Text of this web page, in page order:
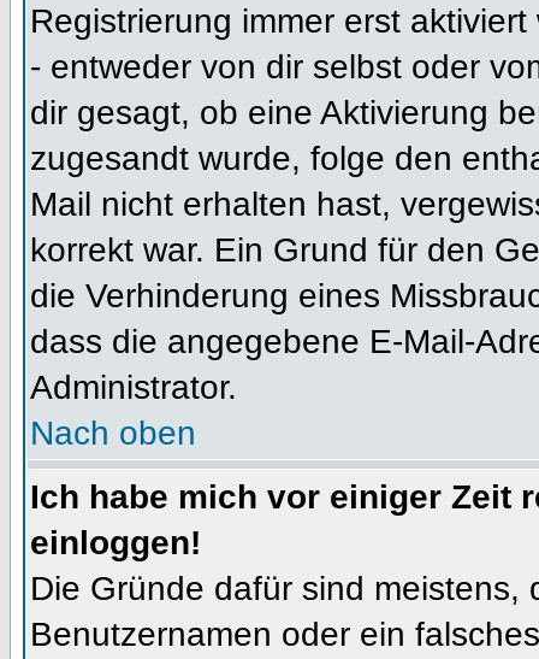
Registrierung immer erst
- entweder von dir selbst oder
dir gesagt, ob eine Aktivierung
zugesandt wurde, folge den
Mail nicht erhalten hast,
korrekt war. Ein Grund für den
die Verhinderung eines
dass die angegebene E-Mail-
Administrator.
Nach oben
Ich habe mich vor einiger Zeit
einloggen!
Die Gründe dafür sind
Benutzernamen oder ein